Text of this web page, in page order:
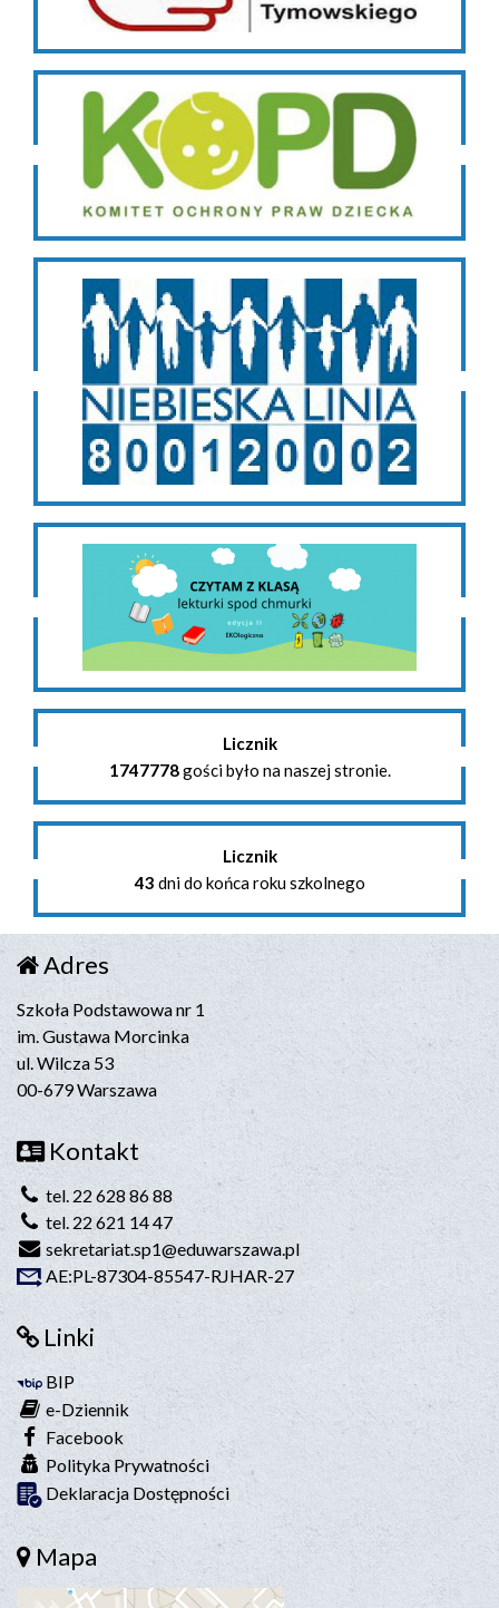
Licznik
1747778gości było na naszej stronie.
Licznik
43 dni do końca roku szkolnego
Adres
Szkoła Podstawowa nr 1
im. Gustawa Morcinka
ul. Wilcza 53
00-679 Warszawa
Kontakt
tel. 22 628 86 88
tel. 22 621 14 47
sekretariat.sp1@eduwarszawa.pl
AE:PL-87304-85547-RJHAR-27
Linki
BIP
e-Dziennik
Facebook
Polityka Prywatności
Deklaracja Dostępności
Mapa